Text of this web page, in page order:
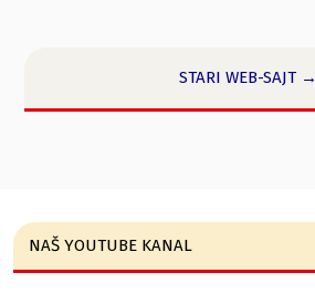
STARI WEB-SAJT →
NAŠ YOUTUBE KANAL